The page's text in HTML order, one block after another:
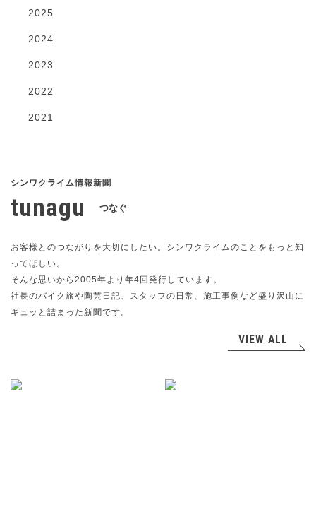
2025
2024
2023
2022
2021
tunagu つなぐ
お客様とのつながりを大切にしたい。シンワクライムのことをもっと知
ってほしい。
そんな思いから2005年より年4回発行しています。
社長のバイク旅や陶芸日記、スタッフの日常、施工事例など盛り沢山に
ギュッと詰まった新聞です。
VIEW ALL